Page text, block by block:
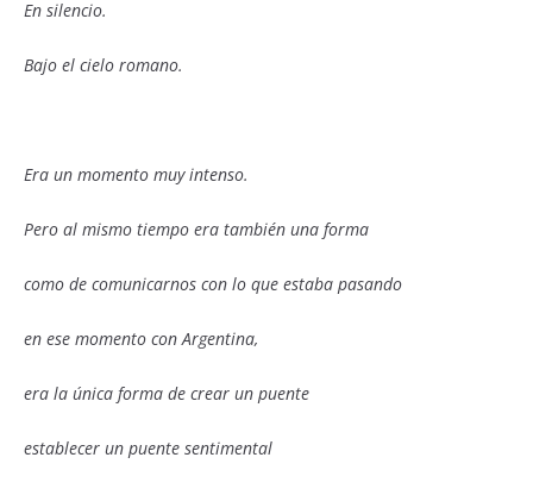
En silencio.
Bajo el cielo romano.
Era un momento muy intenso.
Pero al mismo tiempo era también una forma
como de comunicarnos con lo que estaba pasando
en ese momento con Argentina,
era la única forma de crear un puente
establecer un puente sentimental